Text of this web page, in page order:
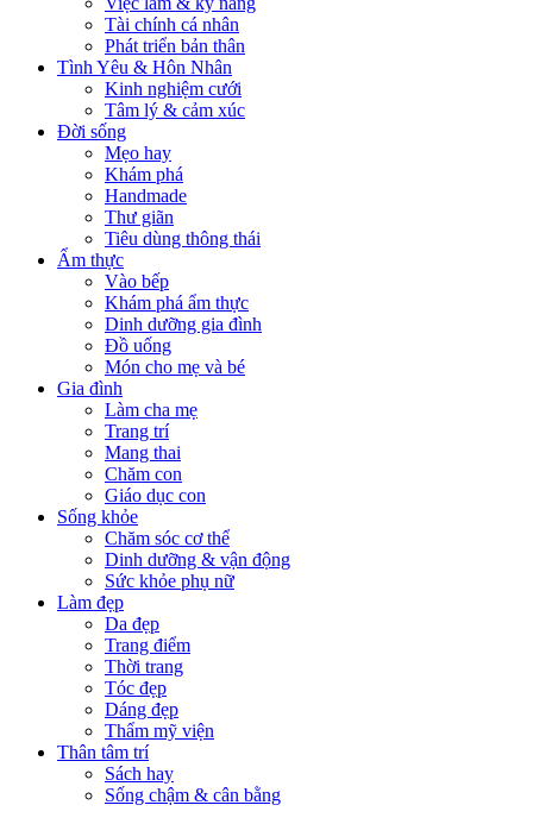
Tài chính cá nhân
Phát triển bản thân
Tình Yêu & Hôn Nhân
Kinh nghiệm cưới
Tâm lý & cảm xúc
Đời sống
Mẹo hay
Khám phá
Handmade
Thư giãn
Tiêu dùng thông thái
Ẩm thực
Vào bếp
Khám phá ẩm thực
Dinh dưỡng gia đình
Đồ uống
Món cho mẹ và bé
Gia đình
Làm cha mẹ
Trang trí
Mang thai
Chăm con
Giáo dục con
Sống khỏe
Chăm sóc cơ thể
Dinh dưỡng & vận động
Sức khỏe phụ nữ
Làm đẹp
Da đẹp
Trang điểm
Thời trang
Tóc đẹp
Dáng đẹp
Thẩm mỹ viện
Thân tâm trí
Sách hay
Sống chậm & cân bằng